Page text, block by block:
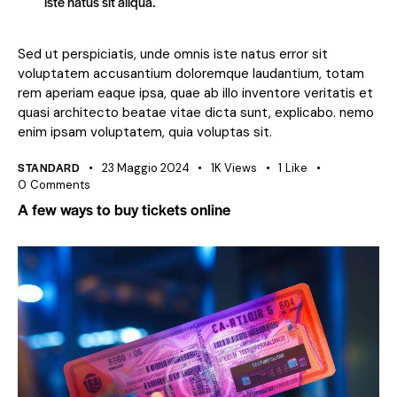
Sed ut perspiciatis, unde omnis iste natus error sit
voluptatem accusantium doloremque laudantium, totam
rem aperiam eaque ipsa, quae ab illo inventore veritatis et
quasi architecto beatae vitae dicta sunt, explicabo. nemo
enim ipsam voluptatem, quia voluptas sit.
STANDARD 23 Maggio 2024 1K Views 1 Like
0 Comments
A few ways to buy tickets online